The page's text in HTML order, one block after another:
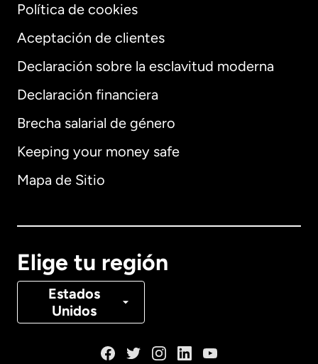
Política de cookies
Aceptación de clientes
Declaración sobre la esclavitud moderna
Declaración financiera
Brecha salarial de género
Keeping your money safe
Mapa de Sitio
Elige tu región
Estados
Unidos
Internacional English
Alemania
Canadá Français